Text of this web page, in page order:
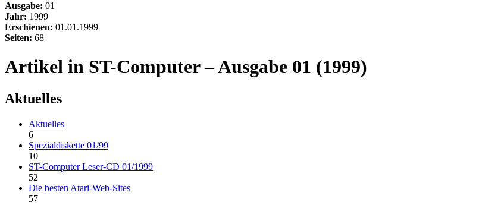
Ausgabe: 01
Jahr: 1999
Erschienen: 01.01.1999
Seiten: 68
Artikel in ST-Computer – Ausgabe 01 (1999)
Aktuelles
Aktuelles
6
Spezialdiskette 01/99
10
ST-Computer Leser-CD 01/1999
52
Die besten Atari-Web-Sites
57